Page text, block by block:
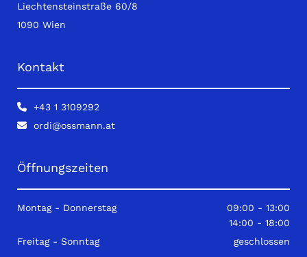
Liechtensteinstraße 60/8
1090 Wien
Kontakt
 +43 1 3109292
 ordi@ossmann.at
Öffnungszeiten
Montag - Donnerstag
09:00 - 13:00
14:00 - 18:00
Freitag - Sonntag
geschlossen